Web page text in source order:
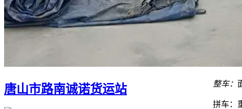
唐山市路南诚诺货运站 整车：
拼车：